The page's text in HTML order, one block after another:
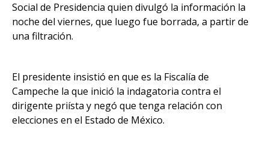
Social de Presidencia quien divulgó la información la
noche del viernes, que luego fue borrada, a partir de
una filtración.
El presidente insistió en que es la Fiscalía de
Campeche la que inició la indagatoria contra el
dirigente priísta y negó que tenga relación con
elecciones en el Estado de México.